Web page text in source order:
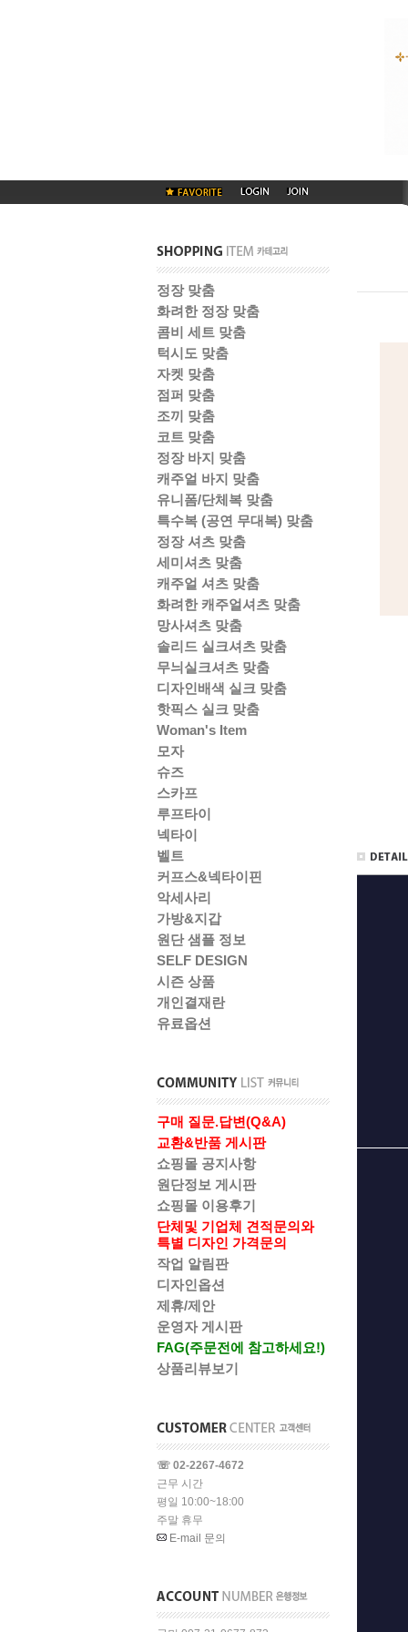
정장 맞춤
화려한 정장 맞춤
콤비 세트 맞춤
턱시도 맞춤
자켓 맞춤
점퍼 맞춤
조끼 맞춤
코트 맞춤
정장 바지 맞춤
캐주얼 바지 맞춤
유니폼/단체복 맞춤
특수복 (공연 무대복) 맞춤
정장 셔츠 맞춤
세미셔츠 맞춤
캐주얼 셔츠 맞춤
화려한 캐주얼셔츠 맞춤
망사셔츠 맞춤
솔리드 실크셔츠 맞춤
무늬실크셔츠 맞춤
디자인배색 실크 맞춤
핫픽스 실크 맞춤
Woman's Item
모자
슈즈
스카프
루프타이
넥타이
벨트
커프스&넥타이핀
악세사리
가방&지갑
원단 샘플 정보
SELF DESIGN
시즌 상품
개인결재란
유료옵션
구매 질문.답변(Q&A)
교환&반품 게시판
쇼핑몰 공지사항
원단정보 게시판
쇼핑몰 이용후기
단체및 기업체 견적문의와
특별 디자인 가격문의
작업 알림판
디자인옵션
제휴/제안
운영자 게시판
FAG(주문전에 참고하세요!)
상품리뷰보기
☏ 02-2267-4672
근무 시간
평일 10:00~18:00
주말 휴무
E-mail 문의